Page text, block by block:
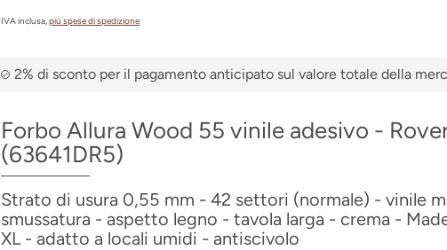
IVA inclusa,più spese di spedizione
2% di sconto per il pagamento anticipato sul valore totale della
Forbo Allura Wood 55 vinile adesivo -
(63641DR5)
Strato di usura 0,55 mm - 42 settori (normale) - vinile
smussatura - aspetto legno - tavola larga - crema -
XL - adatto a locali umidi - antiscivolo